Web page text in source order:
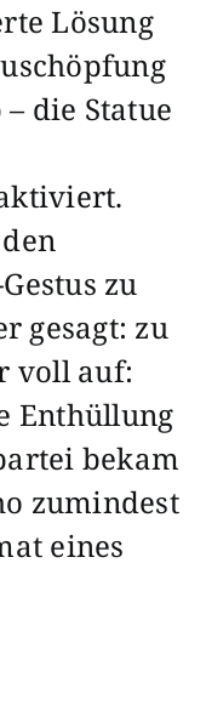
Lösung
die Statue
zu
gesagt: zu
voll auf:
Enthüllung
bekam
zumindest
eines